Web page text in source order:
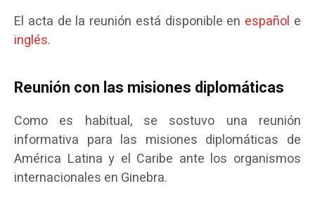
El acta de la reunión está disponible en español e
inglés.
Reunión con las misiones diplomáticas
Como es habitual, se sostuvo una reunión
informativa para las misiones diplomáticas de
América Latina y el Caribe ante los organismos
internacionales en Ginebra.